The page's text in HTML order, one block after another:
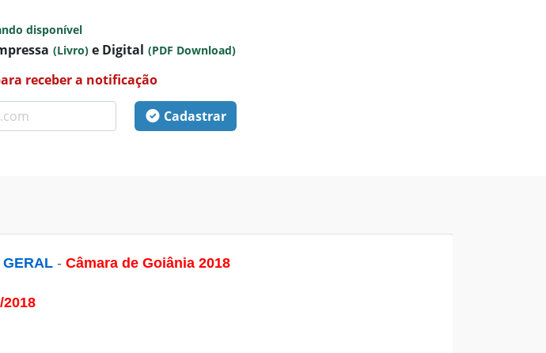
disponível
(Livro) e Digital (PDF Download)
receber a notificação
Cadastrar
GERAL - Câmara de Goiânia 2018
2018